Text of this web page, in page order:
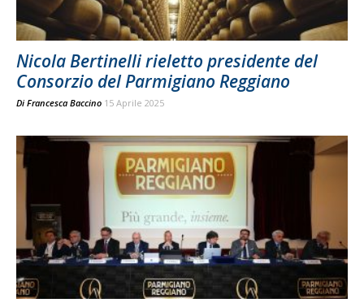
Nicola Bertinelli rieletto presidente del
Consorzio del Parmigiano Reggiano
Di Francesca Baccino 15 Aprile 2025